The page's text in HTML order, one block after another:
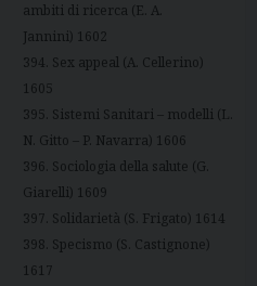
ambiti di ricerca (E. A.
Jannini) 1602
394. Sex appeal (A. Cellerino)
1605
395. Sistemi Sanitari – modelli (L.
N. Gitto – P. Navarra) 1606
396. Sociologia della salute (G.
Giarelli) 1609
397. Solidarietà (S. Frigato) 1614
398. Specismo (S. Castignone)
1617